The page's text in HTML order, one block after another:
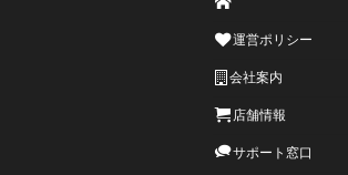
運営ポリシー
会社案内
店舗情報
サポート窓口